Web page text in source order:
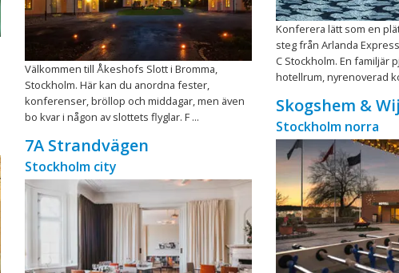
Välkommen till Åkeshofs Slott i Bromma,
Stockholm. Här kan du anordna fester,
konferenser, bröllop och middagar, men även
bo kvar i någon av slottets flyglar. F ...
7A Strandvägen
Stockholm city
Konferera lätt som en
steg från Arlanda
C Stockholm. En familjär
hotellrum, nyrenoverad
Skogshem &
Stockholm norra